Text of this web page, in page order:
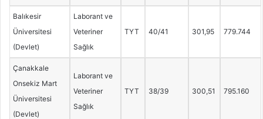
Balıkesir
Üniversitesi
(Devlet)
Laborant ve
Veteriner
Sağlık
TYT 40/41 301,95 779.744
Çanakkale
Onsekiz Mart
Üniversitesi
(Devlet)
Laborant ve
Veteriner
Sağlık
TYT 38/39 300,51 795.160